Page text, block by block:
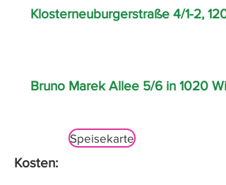
Kosten:
Bruno Marek Allee 5/6 in 1020
Klosterneuburgerstraße 4/1-2,
Speisekarte